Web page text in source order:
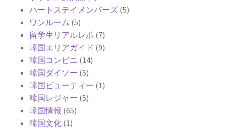
ハートステイメンバーズ (5)
ワンルーム (5)
留学生リアルレポ (7)
韓国エリアガイド (9)
韓国コンビニ (14)
韓国ダイソー (5)
韓国ビューティー (1)
韓国レジャー (5)
韓国情報 (65)
韓国文化 (1)